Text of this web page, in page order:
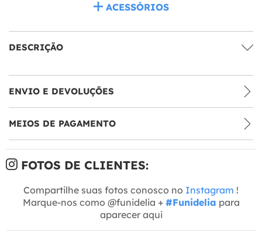
ACESSÓRIOS
DESCRIÇÃO
ENVIO E DEVOLUÇÕES
MEIOS DE PAGAMENTO
FOTOS DE CLIENTES:
Compartilhe suas fotos conosco no Instagram !
Marque-nos como @funidelia + #Funidelia para
aparecer aqui